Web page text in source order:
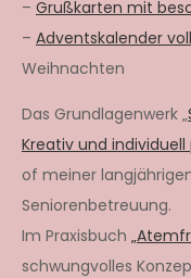
– Grußkarten mit
– Adventskalender
Weihnachten
Das Grundlagenwerk „
Kreativ und
of meiner
Seniorenbetreuung.
Im Praxisbuch
schwungvolles